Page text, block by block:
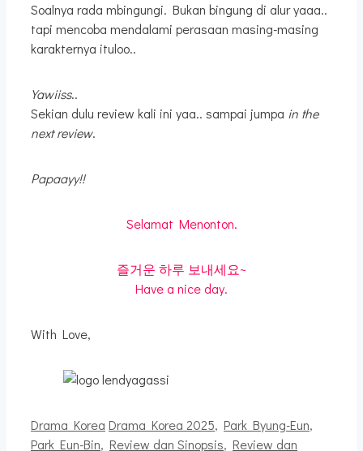
Soalnya rada mbingungi. Bukan bingung di alur yaaa..
tapi mencoba mendalami perasaan masing-masing
karakternya ituloo..
Yawiiss..
Sekian dulu review kali ini yaa.. sampai jumpa in the
next review.
Papaayy!!
Selamat Menonton.
즐거운 하루 보내세요~
Have a nice day.
With Love,
Kategori
Drama Korea Tag
Drama Korea 2025, Park Byung-Eun,
Park Eun-Bin, Review dan Sinopsis, Review dan